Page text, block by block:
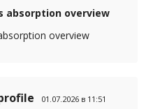
absorption overview
overview
01.07.2026 в 11:51